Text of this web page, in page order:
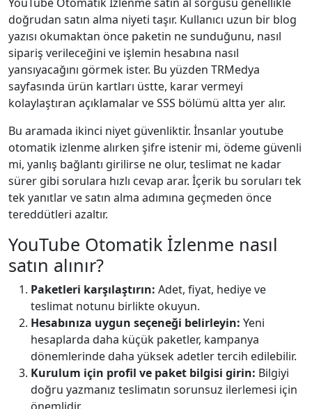
doğrudan satın alma niyeti taşır. Kullanıcı uzun bir blog
yazısı okumaktan önce paketin ne sunduğunu, nasıl
sipariş verileceğini ve işlemin hesabına nasıl
yansıyacağını görmek ister. Bu yüzden TRMedya
sayfasında ürün kartları üstte, karar vermeyi
kolaylaştıran açıklamalar ve SSS bölümü altta yer alır.
Bu aramada ikinci niyet güvenliktir. İnsanlar youtube
otomatik i̇zlenme alırken şifre istenir mi, ödeme güvenli
mi, yanlış bağlantı girilirse ne olur, teslimat ne kadar
sürer gibi sorulara hızlı cevap arar. İçerik bu soruları tek
tek yanıtlar ve satın alma adımına geçmeden önce
tereddütleri azaltır.
YouTube Otomatik İzlenme nasıl
satın alınır?
Paketleri karşılaştırın: Adet, fiyat, hediye ve
teslimat notunu birlikte okuyun.
Hesabınıza uygun seçeneği belirleyin: Yeni
hesaplarda daha küçük paketler, kampanya
dönemlerinde daha yüksek adetler tercih edilebilir.
Kurulum için profil ve paket bilgisi girin: Bilgiyi
doğru yazmanız teslimatın sorunsuz ilerlemesi için